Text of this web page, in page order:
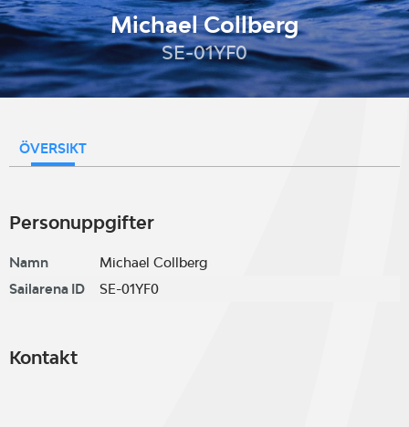
Michael Collberg
SE-01YF0
ÖVERSIKT
Personuppgifter
Namn
Michael Collberg
Sailarena ID
SE-01YF0
Kontakt